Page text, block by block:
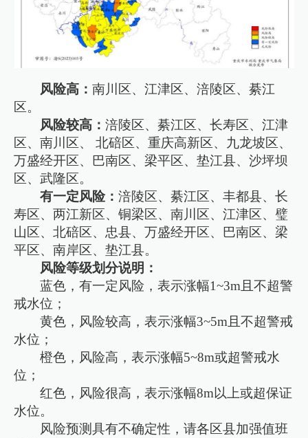
风险高：南川区、江津区、涪陵区、綦江
区。
风险较高：涪陵区、綦江区、长寿区、江津
区、南川区、 北碚区、重庆高新区、九龙坡区、
万盛经开区、巴南区、梁平区、垫江县、沙坪坝
区、武隆区。
有一定风险：涪陵区、綦江区、丰都县、长
寿区、两江新区、铜梁区、南川区、江津区、璧
山区、北碚区、忠县、万盛经开区、巴南区、梁
平区、南岸区、垫江县。
风险等级划分说明：
蓝色，有一定风险，表示涨幅1~3m且不超警
戒水位；
黄色，风险较高，表示涨幅3~5m且不超警戒
水位；
橙色，风险高，表示涨幅5~8m或超警戒水
位；
红色，风险很高，表示涨幅8m以上或超保证
水位。
风险预测具有不确定性，请各区县加强值班